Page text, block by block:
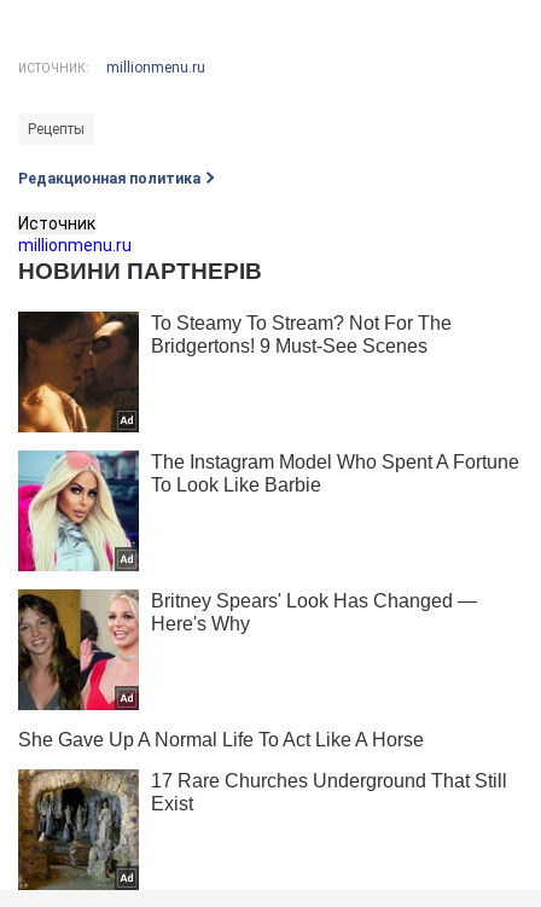
ИСТОЧНИК: millionmenu.ru
Рецепты
Редакционная политика
Источник
millionmenu.ru